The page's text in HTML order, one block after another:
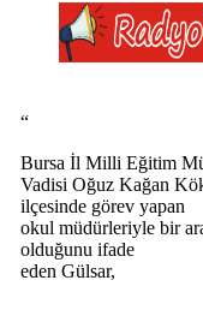
“
Bursa İl Milli Eğitim
Vadisi Oğuz Kağan
ilçesinde görev yapan
okul müdürleriyle bir
olduğunu ifade
eden Gülsar,